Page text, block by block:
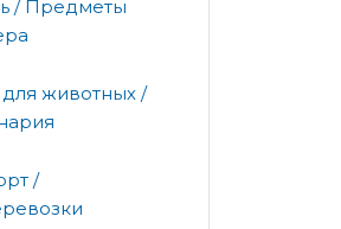
/ Предметы
животных /
/